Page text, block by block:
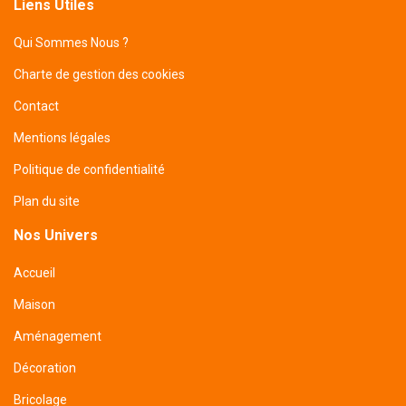
Liens Utiles
Qui Sommes Nous ?
Charte de gestion des cookies
Contact
Mentions légales
Politique de confidentialité
Plan du site
Nos Univers
Accueil
Maison
Aménagement
Décoration
Bricolage